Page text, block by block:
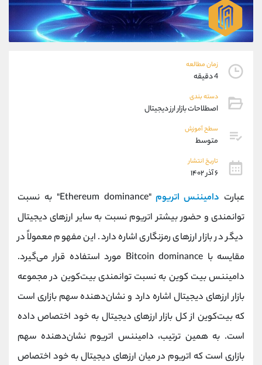
زمان مطالعه
4 دقیقه
دسته بندی
اصطلاحات بازار ارز دیجیتال
سطح آموزش
متوسط
تاریخ انتشار
۶ آذر ۱۴۰۲
عبارت دامیننس اتریوم
"Ethereum dominance" به نسبت
توانمندی و حضور بیشتر اتریوم نسبت به سایر ارزهای دیجیتال
دیگر در بازار ارزهای رمزنگاری اشاره دارد. این مفهوم معمولاً در
مقایسه با Bitcoin dominance مورد استفاده قرار می‌گیرد.
دامیننس بیت کوین به نسبت توانمندی بیت‌کوین در مجموعه
بازار ارزهای دیجیتال اشاره دارد و نشان‌دهنده سهم بازاری است
که بیت‌کوین از کل بازار ارزهای دیجیتال به خود اختصاص داده
است. به همین ترتیب، دامیننس اتریوم نشان‌دهنده سهم
بازاری است که اتریوم در میان ارزهای دیجیتال به خود اختصاص
09194198792
واتساپ شروع گفتگو
تلگرام @Armteam_admin_33
پشتیبان فروش
موبایل
واتساپ
داخلی
اطلاعات تماس
تلفن 021-22021030
بدون پیش شماره 90001030
اینستاگرام @alireza.mehrabii
کانال تلگرام @alirezamehrabi_com